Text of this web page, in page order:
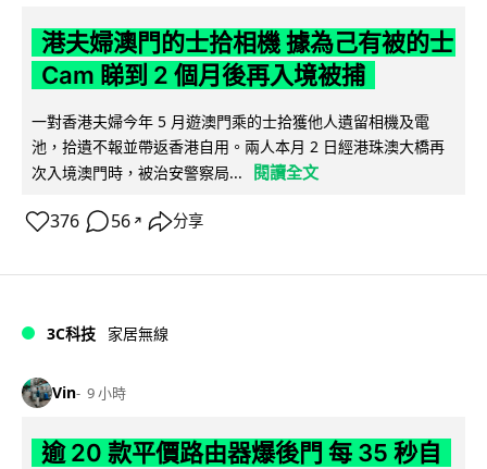
港夫婦澳門的士拾相機 據為己有被的士
Cam 睇到 2 個月後再入境被捕
一對香港夫婦今年 5 月遊澳門乘的士拾獲他人遺留相機及電
池，拾遺不報並帶返香港自用。兩人本月 2 日經港珠澳大橋再
次入境澳門時，被治安警察局...
閱讀全文
376 56 ↗ 分享
3C科技 家居無線
Vin 9 小時
逾 20 款平價路由器爆後門 每 35 秒自